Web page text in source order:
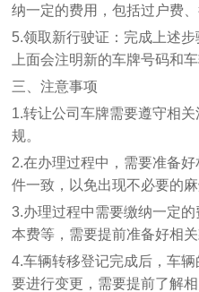
纳一定的费用，包括过户费、
5.领取新行驶证：完成上述
上面会注明新的车牌号码和车
三、注意事项
1.转让公司车牌需要遵守相
规。
2.在办理过程中，需要准备
件一致，以免出现不必要的麻
3.办理过程中需要缴纳一定
本费等，需要提前准备好相
4.车辆转移登记完成后，车
要进行变更，需要提前了解相